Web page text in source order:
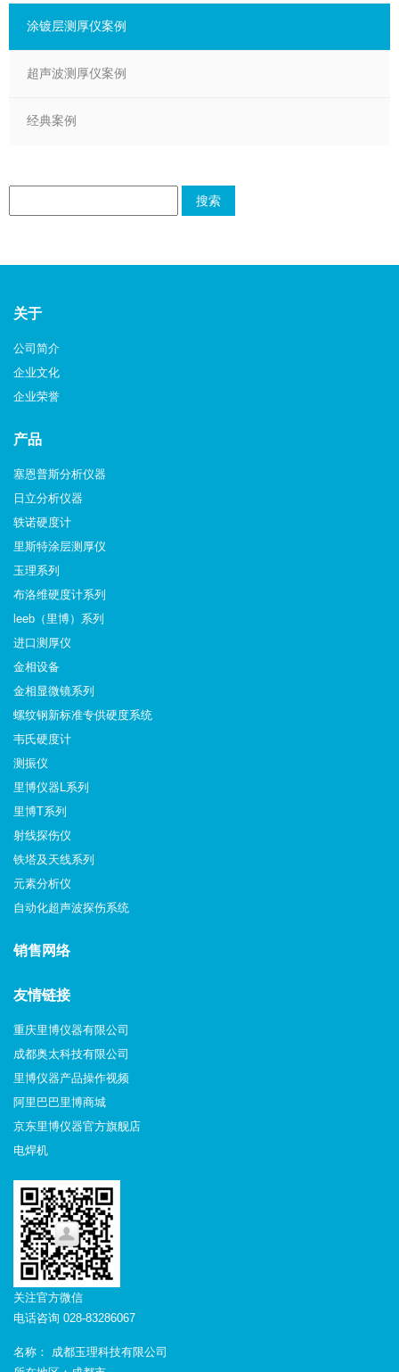
涂镀层测厚仪案例
超声波测厚仪案例
经典案例
关于
公司简介
企业文化
企业荣誉
产品
塞恩普斯分析仪器
日立分析仪器
轶诺硬度计
里斯特涂层测厚仪
玉理系列
布洛维硬度计系列
leeb（里博）系列
进口测厚仪
金相设备
金相显微镜系列
螺纹钢新标准专供硬度系统
韦氏硬度计
测振仪
里博仪器L系列
里博T系列
射线探伤仪
铁塔及天线系列
元素分析仪
自动化超声波探伤系统
销售网络
友情链接
重庆里博仪器有限公司
成都奥太科技有限公司
里博仪器产品操作视频
阿里巴巴里博商城
京东里博仪器官方旗舰店
电焊机
关注官方微信
电话咨询 028-83286067
名称： 成都玉理科技有限公司